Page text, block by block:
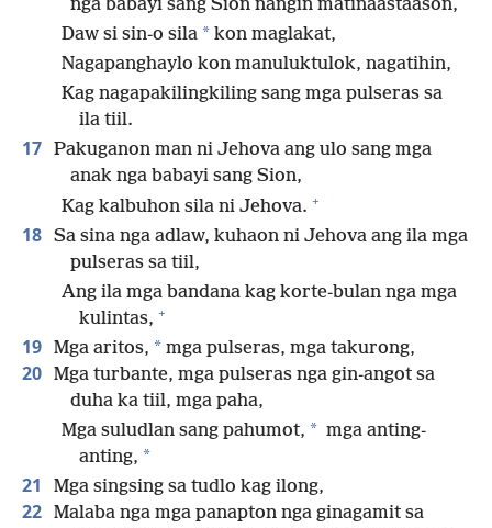
nga babayi sang Sion nangin matinaastaason,
Daw si sin-o sila * kon maglakat,
Nagapanghaylo kon manuluktulok, nagatihin,
Kag nagapakilingkiling sang mga pulseras sa
ila tiil.
17 Pakuganon man ni Jehova ang ulo sang mga
anak nga babayi sang Sion,
Kag kalbuhon sila ni Jehova. +
18 Sa sina nga adlaw, kuhaon ni Jehova ang ila mga
pulseras sa tiil,
Ang ila mga bandana kag korte-bulan nga mga
kulintas, +
19 Mga aritos, * mga pulseras, mga takurong,
20 Mga turbante, mga pulseras nga gin-angot sa
duha ka tiil, mga paha,
Mga suludlan sang pahumot, * mga anting-
anting, *
21 Mga singsing sa tudlo kag ilong,
22 Malaba nga mga panapton nga ginagamit sa